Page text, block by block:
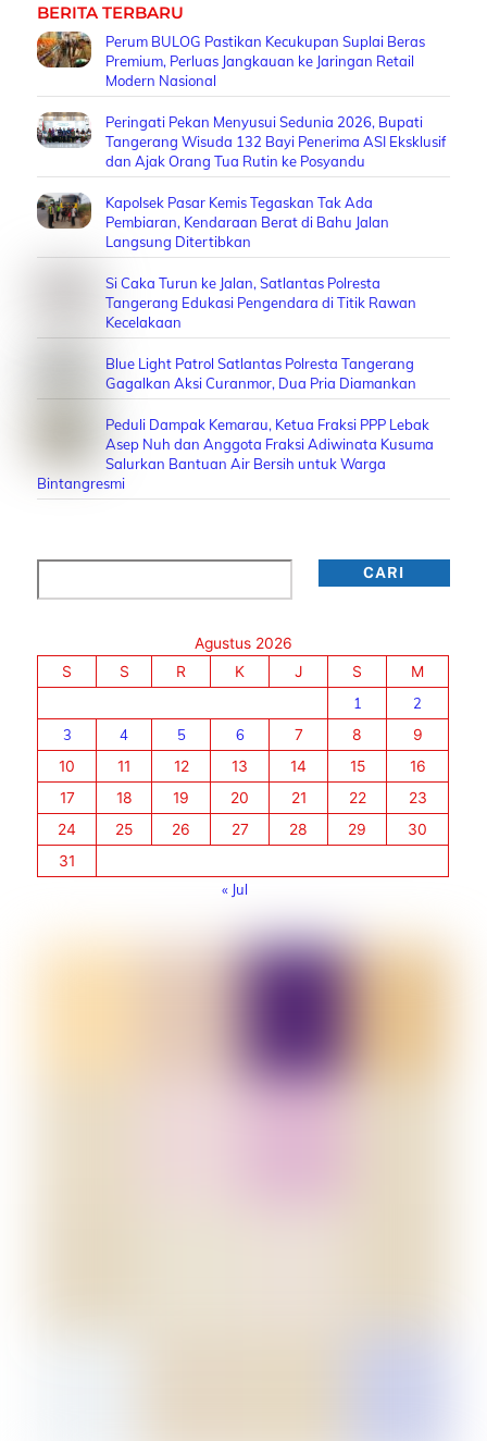
BERITA TERBARU
Perum BULOG Pastikan Kecukupan Suplai Beras
Premium, Perluas Jangkauan ke Jaringan Retail
Modern Nasional
Peringati Pekan Menyusui Sedunia 2026, Bupati
Tangerang Wisuda 132 Bayi Penerima ASI Eksklusif
dan Ajak Orang Tua Rutin ke Posyandu
Kapolsek Pasar Kemis Tegaskan Tak Ada
Pembiaran, Kendaraan Berat di Bahu Jalan
Langsung Ditertibkan
Si Caka Turun ke Jalan, Satlantas Polresta
Tangerang Edukasi Pengendara di Titik Rawan
Kecelakaan
Blue Light Patrol Satlantas Polresta Tangerang
Gagalkan Aksi Curanmor, Dua Pria Diamankan
Peduli Dampak Kemarau, Ketua Fraksi PPP Lebak
Asep Nuh dan Anggota Fraksi Adiwinata Kusuma
Salurkan Bantuan Air Bersih untuk Warga
Bintangresmi
CARI
Agustus 2026
S
S R K J S
M
1
2
3
4 5 6 7 8
9
10
11 12 13 14 15
16
17
18 19 20 21 22
23
24
25 26 27 28 29
30
31
« Jul